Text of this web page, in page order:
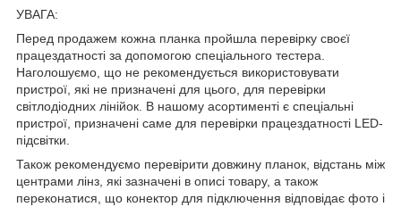
УВАГА:
Перед продажем кожна планка пройшла перевірку своєї
працездатності за допомогою спеціального тестера.
Наголошуємо, що не рекомендується використовувати
пристрої, які не призначені для цього, для перевірки
світлодіодних лінійок. В нашому асортименті є спеціальні
пристрої, призначені саме для перевірки працездатності LED-
підсвітки.
Також рекомендуємо перевірити довжину планок, відстань між
центрами лінз, які зазначені в описі товару, а також
переконатися, що конектор для підключення відповідає фото і